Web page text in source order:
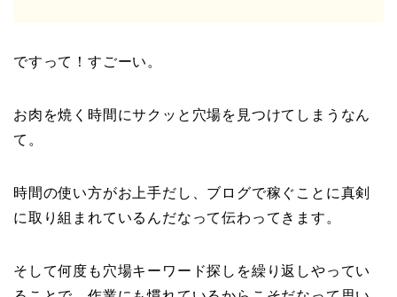
ですって！すごーい。
お肉を焼く時間にサクッと穴場を見つけてしまうなん
て。
時間の使い方がお上手だし、ブログで稼ぐことに真剣
に取り組まれているんだなって伝わってきます。
そして何度も穴場キーワード探しを繰り返しやってい